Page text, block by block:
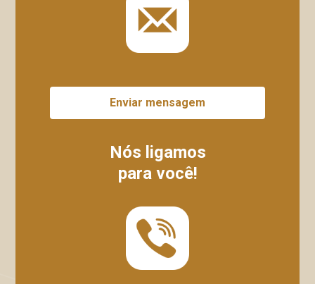
Enviar mensagem
Nós ligamos
para você!